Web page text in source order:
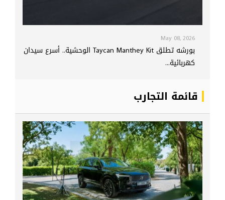
May 08, 2026
بورشه تطلق Taycan Manthey Kit الوحشية.. أسرع سيدان
كهربائية...
قائمة التجارب